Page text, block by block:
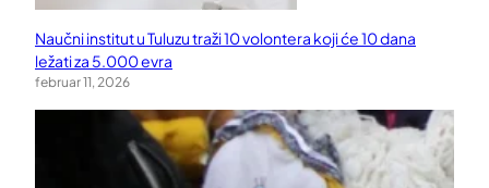
Naučni institut u Tuluzu traži 10 volontera koji će 10 dana
ležati za 5.000 evra
februar 11, 2026